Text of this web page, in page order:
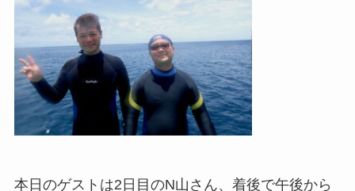
本日のゲストは2日目のN山さん、着後で午後から